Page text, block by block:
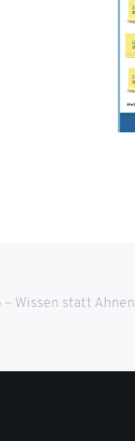
– Wissen statt Ahnen